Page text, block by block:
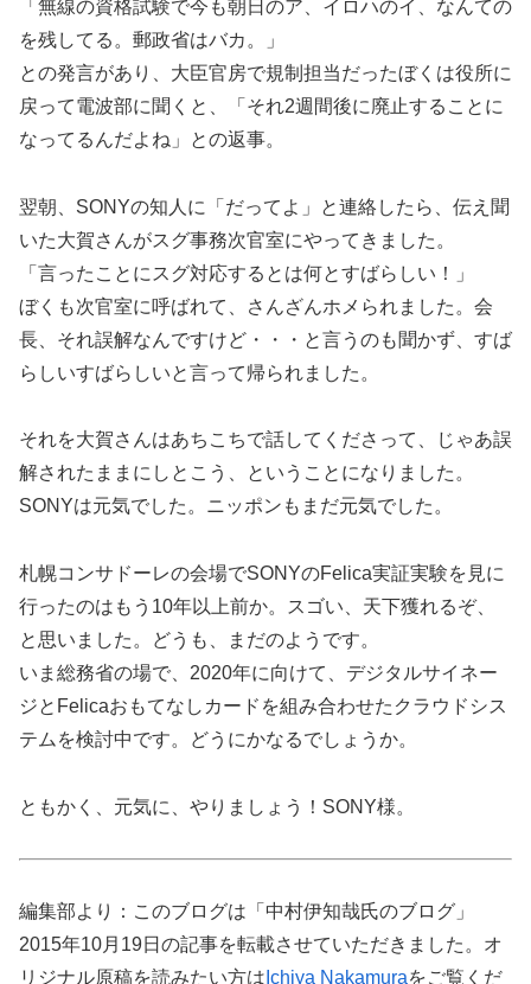
「無線の資格試験で今も朝日のア、イロハのイ、なんての
を残してる。郵政省はバカ。」
との発言があり、大臣官房で規制担当だったぼくは役所に
戻って電波部に聞くと、「それ2週間後に廃止することに
なってるんだよね」との返事。
翌朝、SONYの知人に「だってよ」と連絡したら、伝え聞
いた大賀さんがスグ事務次官室にやってきました。
「言ったことにスグ対応するとは何とすばらしい！」
ぼくも次官室に呼ばれて、さんざんホメられました。会
長、それ誤解なんですけど・・・と言うのも聞かず、すば
らしいすばらしいと言って帰られました。
それを大賀さんはあちこちで話してくださって、じゃあ誤
解されたままにしとこう、ということになりました。
SONYは元気でした。ニッポンもまだ元気でした。
札幌コンサドーレの会場でSONYのFelica実証実験を見に
行ったのはもう10年以上前か。スゴい、天下獲れるぞ、
と思いました。どうも、まだのようです。
いま総務省の場で、2020年に向けて、デジタルサイネー
ジとFelicaおもてなしカードを組み合わせたクラウドシス
テムを検討中です。どうにかなるでしょうか。
ともかく、元気に、やりましょう！SONY様。
編集部より：このブログは「中村伊知哉氏のブログ」
2015年10月19日の記事を転載させていただきました。オ
リジナル原稿を読みたい方は Ichiya Nakamuraをご覧くだ